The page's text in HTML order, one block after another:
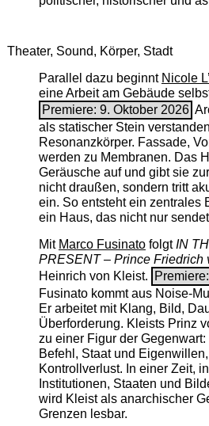
Theater, Sound, Körper, Stadt
Parallel dazu beginnt Nicole
eine Arbeit am Gebäude
Premiere: 9. Oktober 2026
als statischer Stein
Resonanzkörper. Fassade,
werden zu Membranen. Das
Geräusche auf und gibt sie
nicht draußen, sondern tritt
ein. So entsteht ein zentrales
ein Haus, das nicht nur
Mit Marco FusinatofolgtIN
PRESENT – Prince Friedrich
Heinrich von Kleist.
Fusinato kommt aus Noise-
Er arbeitet mit Klang, Bild,
Überforderung. Kleists Prinz
zu einer Figur der
Befehl, Staat und
Kontrollverlust. In einer Zeit,
Institutionen, Staaten und
wird Kleist als anarchischer
Grenzen lesbar.